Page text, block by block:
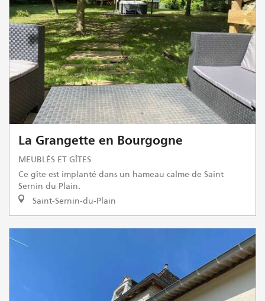
La Grangette en Bourgogne
MEUBLÉS ET GÎTES
Ce gîte est implanté dans un hameau calme de Saint
Sernin du Plain.
Saint-Sernin-du-Plain